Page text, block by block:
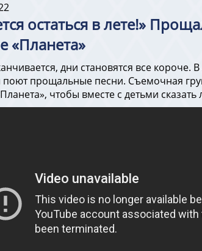
остаться в лете!»
«Планета»
дни становятся все
поют прощальные песни. Съемочная
чтобы вместе с детьми сказать